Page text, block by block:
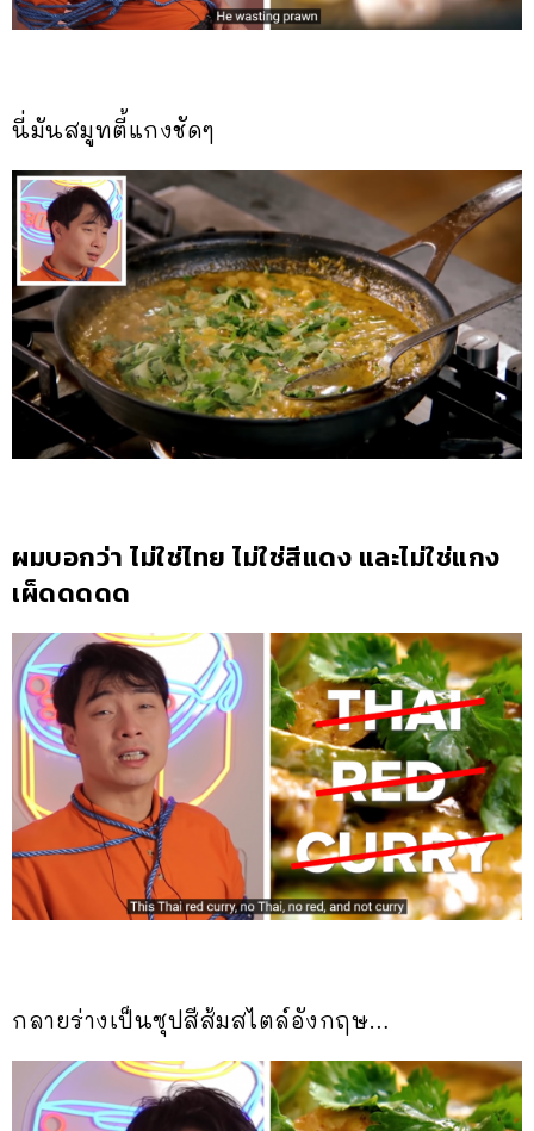
นี่มันสมูทตี้แกงชัดๆ
ผมบอกว่า ไม่ใช่ไทย ไม่ใช่สีแดง และไม่ใช่แกง
เผ็ดดดดด
กลายร่างเป็นซุปสีส้มสไตล์อังกฤษ…